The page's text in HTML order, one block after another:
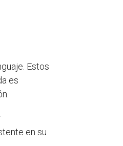
Estos
es
en su